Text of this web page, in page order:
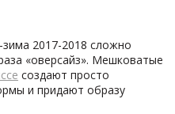
2017-2018 сложно
«оверсайз». Мешковатые
создают просто
и придают образу